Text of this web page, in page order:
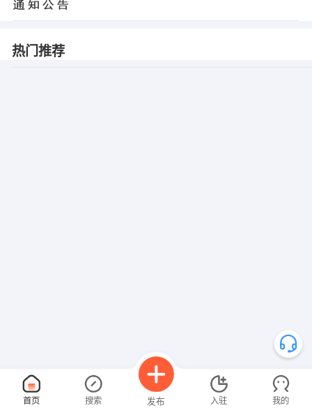
热门推荐
首页 搜索 发布 入驻 我的